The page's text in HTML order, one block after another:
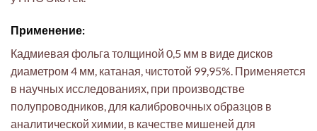
Применение:
Кадмиевая фольга толщиной 0,5 мм в виде дисков
диаметром 4 мм, катаная, чистотой 99,95%. Применяется
в научных исследованиях, при производстве
полупроводников, для калибровочных образцов в
аналитической химии, в качестве мишеней для